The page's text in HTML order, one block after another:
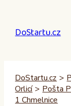
obsah
DoStartu.cz
DoStartu.cz >
Orlicí > Pošta
1 Chmelnice